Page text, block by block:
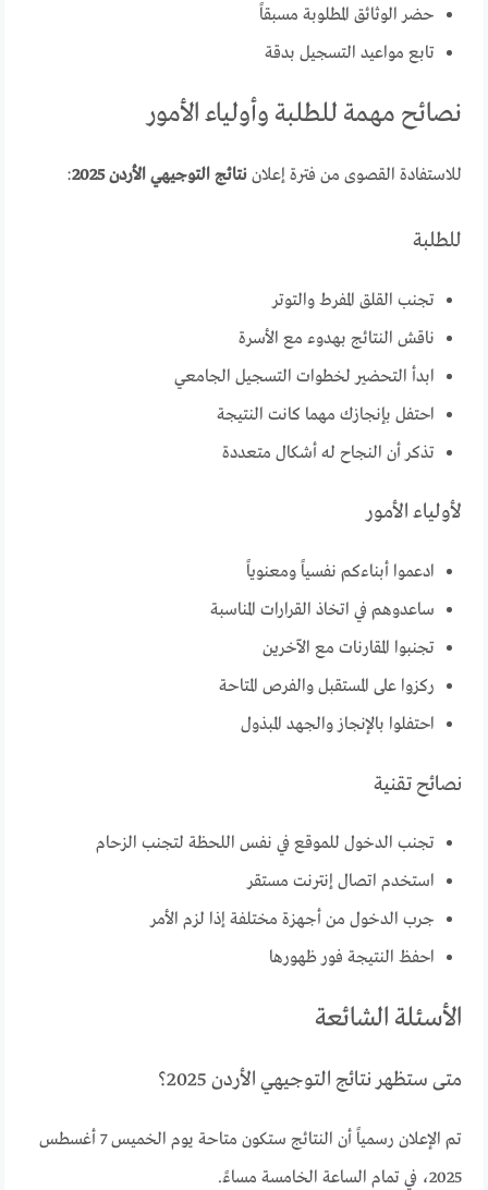
حضر الوثائق المطلوبة مسبقاً
تابع مواعيد التسجيل بدقة
نصائح مهمة للطلبة وأولياء الأمور
للاستفادة القصوى من فترة إعلاننتائج التوجيهي الأردن 2025 :
للطلبة
تجنب القلق المفرط والتوتر
ناقش النتائج بهدوء مع الأسرة
ابدأ التحضير لخطوات التسجيل الجامعي
احتفل بإنجازك مهما كانت النتيجة
تذكر أن النجاح له أشكال متعددة
لأولياء الأمور
ادعموا أبناءكم نفسياً ومعنوياً
ساعدوهم في اتخاذ القرارات المناسبة
تجنبوا المقارنات مع الآخرين
ركزوا على المستقبل والفرص المتاحة
احتفلوا بالإنجاز والجهد المبذول
نصائح تقنية
تجنب الدخول للموقع في نفس اللحظة لتجنب الزحام
استخدم اتصال إنترنت مستقر
جرب الدخول من أجهزة مختلفة إذا لزم الأمر
احفظ النتيجة فور ظهورها
الأسئلة الشائعة
متى ستظهر نتائج التوجيهي الأردن 2025؟
تم الإعلان رسمياً أن النتائج ستكون متاحة يوم الخميس 7 أغسطس
2025، في تمام الساعة الخامسة مساءً.